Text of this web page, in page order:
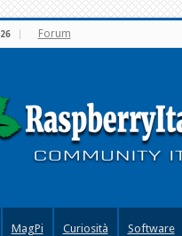
Forum
MagPi Curiosità Software